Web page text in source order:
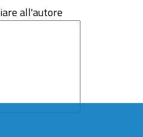
all'autore